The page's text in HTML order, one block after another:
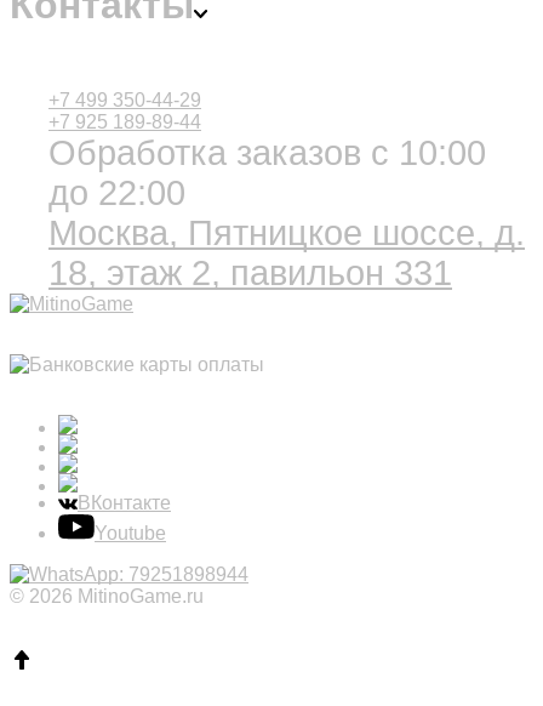
+7 499 350-44-29
+7 925 189-89-44
Обработка заказов с 10:00
до 22:00
Москва, Пятницкое шоссе, д.
18, этаж 2, павильон 331
ВКонтакте
Youtube
© 2026 MitinoGame.ru